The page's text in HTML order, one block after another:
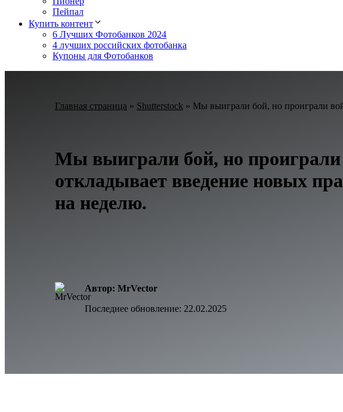
Пейпал
Купить контент
6 Лучших Фотобанков 2024
4 лучших российских фотобанка
Купоны для Фотобанков
Главная страница » Shutterstock » Мы выиграли бой, но проиграли
Мы выиграли бой, но
откладывает введение новых
на неделю.
Автор: MrVector
Последнее обновление: 22.02.2025